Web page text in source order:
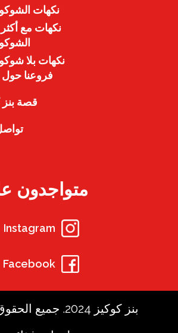
نكهات
نكهات مع
نكهات بلا
فروعنا حول
قصة بنز
متواجدون
Instagram
Facebook
بنز كوكيز 2024. جميع الحقوق محفوظة